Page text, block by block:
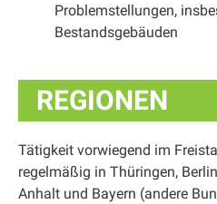
Problemstellungen,
Bestandsgebäuden
REGIONEN
Tätigkeit vorwiegend im
regelmäßig in Thüringen,
Anhalt und Bayern (andere